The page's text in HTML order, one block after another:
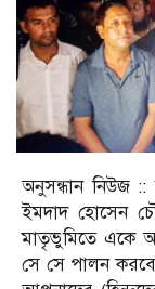
অনুসন্ধান নিউজ ::
ইমদাদ হোসেন
মাতৃভুমিতে একে
সে সে পালন